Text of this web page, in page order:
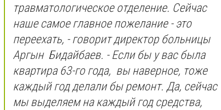
травматологическое отделение. Сейчас
наше самое главное пожелание - это
переехать, - говорит директор больницы
Аргын Бидайбаев. - Если бы у вас была
квартира 63-го года, вы наверное, тоже
каждый год делали бы ремонт. Да, сейчас
мы выделяем на каждый год средства,